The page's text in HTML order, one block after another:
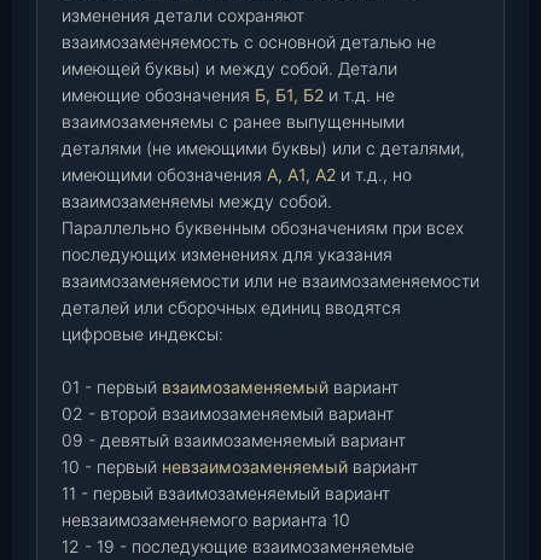
изменения детали сохраняют
взаимозаменяемость с основной деталью не
имеющей буквы) и между собой. Детали
имеющие обозначения Б, Б1, Б2 и т.д. не
взаимозаменяемы с ранее выпущенными
деталями (не имеющими буквы) или с деталями,
имеющими обозначения А, А1, А2 и т.д., но
взаимозаменяемы между собой.
Параллельно буквенным обозначениям при всех
последующих изменениях для указания
взаимозаменяемости или не взаимозаменяемости
деталей или сборочных единиц вводятся
цифровые индексы:
01 - первый взаимозаменяемый вариант
02 - второй взаимозаменяемый вариант
09 - девятый взаимозаменяемый вариант
10 - первый невзаимозаменяемый вариант
11 - первый взаимозаменяемый вариант
невзаимозаменяемого варианта 10
12 - 19 - последующие взаимозаменяемые